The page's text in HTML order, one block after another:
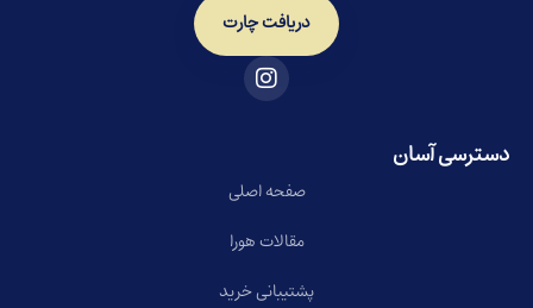
دریافت چارت
دسترسی آسان
صفحه اصلی
مقالات هورا
پشتیبانی خرید